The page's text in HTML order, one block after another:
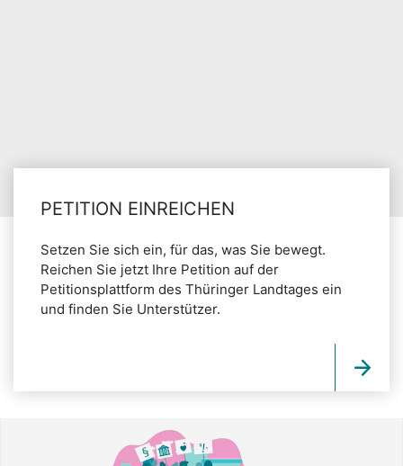
PETITION EINREICHEN
Setzen Sie sich ein, für das, was Sie bewegt.
Reichen Sie jetzt Ihre Petition auf der
Petitionsplattform des Thüringer Landtages ein
und finden Sie Unterstützer.